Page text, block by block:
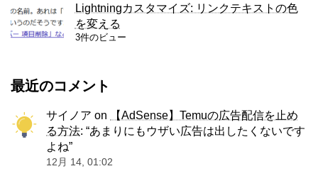
Lightningカスタマイズ: リンクテキストの色
を変える
3件のビュー
最近のコメント
サイノア on
【AdSense】Temuの広告配信を止め
る方法: “あまりにもウザい広告は出したくないです
よね”
12月 14, 01:02